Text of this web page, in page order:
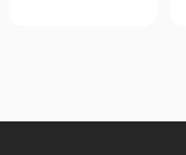
度越來越高